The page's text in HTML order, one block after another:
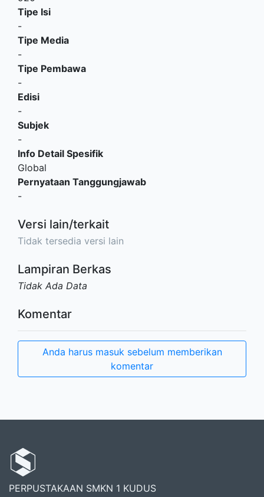
Tipe Isi
-
Tipe Media
-
Tipe Pembawa
-
Edisi
-
Subjek
-
Info Detail Spesifik
Global
Pernyataan Tanggungjawab
-
Versi lain/terkait
Tidak tersedia versi lain
Lampiran Berkas
Tidak Ada Data
Komentar
Anda harus masuk sebelum memberikan
komentar
PERPUSTAKAAN SMKN 1 KUDUS